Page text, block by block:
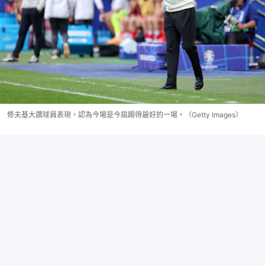
修夫基大讚球員表現，認為今場是今屆踢得最好的一場。（Getty Images）